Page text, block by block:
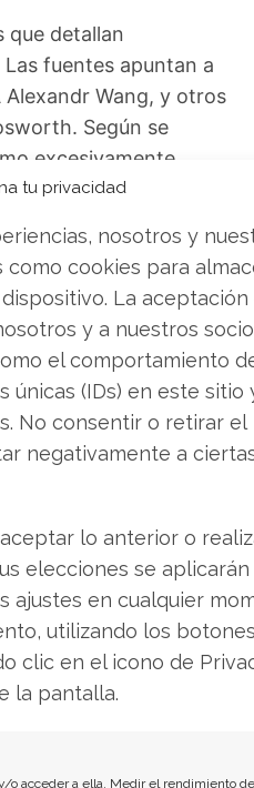
tu privacidad
nosotros y
como cookies para
La aceptación
y a nuestros
el comportamiento
únicas (IDs) en este sitio
No consentir o retirar el
negativamente a
lo anterior o
elecciones se
ajustes en cualquier
utilizando los
clic en el icono de
la pantalla.
o acceder a ella, Medir el rendimiento
que detallan
fuentes apuntan a
Wang, y otros
Según se
excesivamente
aspectos de su
de tu análisis de Meta -
La compañía avanza
de enormes
Para alimentar el
ha firmado ya
acuerdos para el
analítica
por un volumen
los vendedores se
Bosworth. No
se ejecutaron